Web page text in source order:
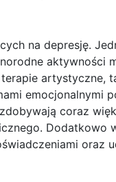
na depresję.
aktywności
artystyczne,
emocjonalnymi
coraz
Dodatkowo
oraz